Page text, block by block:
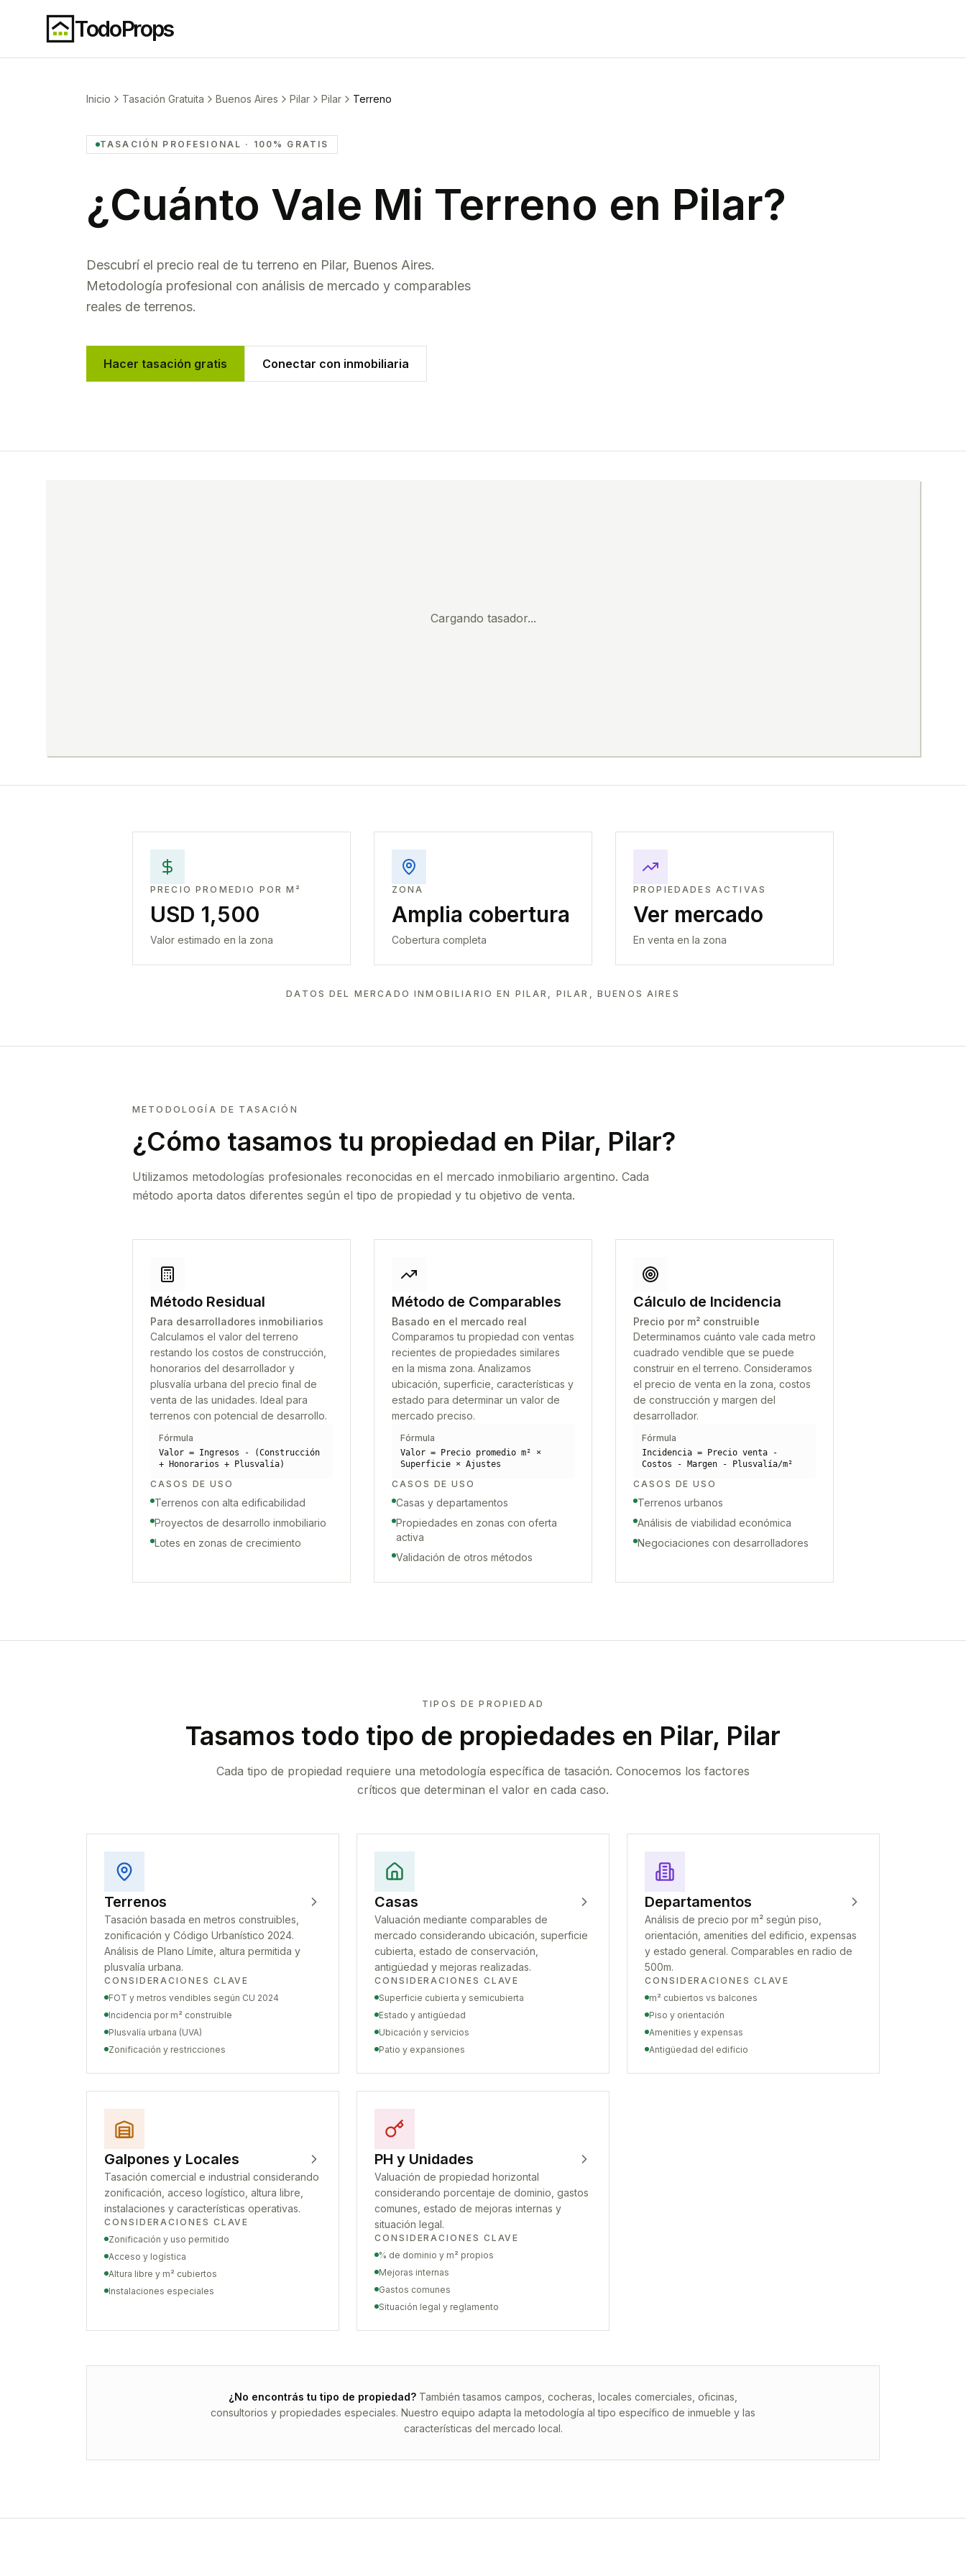
TodoProps
Inicio Tasación Gratuita Buenos Aires Pilar Pilar Terreno
TASACIÓN PROFESIONAL · 100% GRATIS
¿Cuánto Vale Mi Terreno en Pilar?
Descubrí el precio real de tu terreno en Pilar, Buenos Aires.
Metodología profesional con análisis de mercado y comparables
reales de terrenos.
Hacer tasación gratis Conectar con inmobiliaria
Cargando tasador...
PRECIO PROMEDIO POR M²
USD 1,500
Valor estimado en la zona
ZONA
Amplia cobertura
Cobertura completa
PROPIEDADES ACTIVAS
Ver mercado
En venta en la zona
DATOS DEL MERCADO INMOBILIARIO EN PILAR, PILAR, BUENOS AIRES
METODOLOGÍA DE TASACIÓN
¿Cómo tasamos tu propiedad en Pilar, Pilar?
Utilizamos metodologías profesionales reconocidas en el mercado inmobiliario argentino. Cada
método aporta datos diferentes según el tipo de propiedad y tu objetivo de venta.
Método Residual
Para desarrolladores inmobiliarios
Calculamos el valor del terreno
restando los costos de construcción,
honorarios del desarrollador y
plusvalía urbana del precio final de
venta de las unidades. Ideal para
terrenos con potencial de desarrollo.
Fórmula
Valor = Ingresos - (Construcción
+ Honorarios + Plusvalía)
CASOS DE USO
Terrenos con alta edificabilidad
Proyectos de desarrollo inmobiliario
Lotes en zonas de crecimiento
Método de Comparables
Basado en el mercado real
Comparamos tu propiedad con ventas
recientes de propiedades similares
en la misma zona. Analizamos
ubicación, superficie, características y
estado para determinar un valor de
mercado preciso.
Fórmula
Valor = Precio promedio m² ×
Superficie × Ajustes
CASOS DE USO
Casas y departamentos
Propiedades en zonas con oferta
activa
Validación de otros métodos
Cálculo de Incidencia
Precio por m² construible
Determinamos cuánto vale cada metro
cuadrado vendible que se puede
construir en el terreno. Consideramos
el precio de venta en la zona, costos
de construcción y margen del
desarrollador.
Fórmula
Incidencia = Precio venta -
Costos - Margen - Plusvalía/m²
CASOS DE USO
Terrenos urbanos
Análisis de viabilidad económica
Negociaciones con desarrolladores
TIPOS DE PROPIEDAD
Tasamos todo tipo de propiedades en Pilar, Pilar
Cada tipo de propiedad requiere una metodología específica de tasación. Conocemos los factores
críticos que determinan el valor en cada caso.
Terrenos
Tasación basada en metros construibles,
zonificación y Código Urbanístico 2024.
Análisis de Plano Límite, altura permitida y
plusvalía urbana.
CONSIDERACIONES CLAVE
FOT y metros vendibles según CU 2024
Incidencia por m² construible
Plusvalía urbana (UVA)
Zonificación y restricciones
Casas
Valuación mediante comparables de
mercado considerando ubicación, superficie
cubierta, estado de conservación,
antigüedad y mejoras realizadas.
CONSIDERACIONES CLAVE
Superficie cubierta y semicubierta
Estado y antigüedad
Ubicación y servicios
Patio y expansiones
Departamentos
Análisis de precio por m² según piso,
orientación, amenities del edificio, expensas
y estado general. Comparables en radio de
500m.
CONSIDERACIONES CLAVE
m² cubiertos vs balcones
Piso y orientación
Amenities y expensas
Antigüedad del edificio
Galpones y Locales
Tasación comercial e industrial considerando
zonificación, acceso logístico, altura libre,
instalaciones y características operativas.
CONSIDERACIONES CLAVE
Zonificación y uso permitido
Acceso y logística
Altura libre y m² cubiertos
Instalaciones especiales
PH y Unidades
Valuación de propiedad horizontal
considerando porcentaje de dominio, gastos
comunes, estado de mejoras internas y
situación legal.
CONSIDERACIONES CLAVE
% de dominio y m² propios
Mejoras internas
Gastos comunes
Situación legal y reglamento
¿No encontrás tu tipo de propiedad? También tasamos campos, cocheras, locales comerciales, oficinas,
consultorios y propiedades especiales. Nuestro equipo adapta la metodología al tipo específico de inmueble y las
características del mercado local.